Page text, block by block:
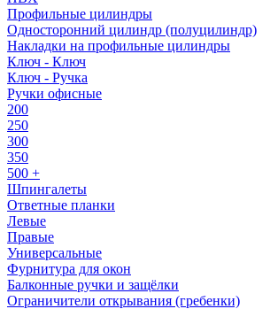
Профильные цилиндры
Односторонний цилиндр (полуцилиндр)
Накладки на профильные цилиндры
Ключ - Ключ
Ключ - Ручка
Ручки офисные
200
250
300
350
500 +
Шпингалеты
Ответные планки
Левые
Правые
Универсальные
Фурнитура для окон
Балконные ручки и защёлки
Ограничители открывания (гребенки)